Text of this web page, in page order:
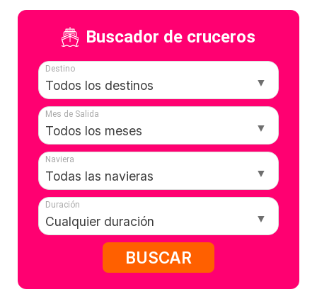
Buscador de cruceros
Destino
Mes de Salida
Naviera
Duración
BUSCAR